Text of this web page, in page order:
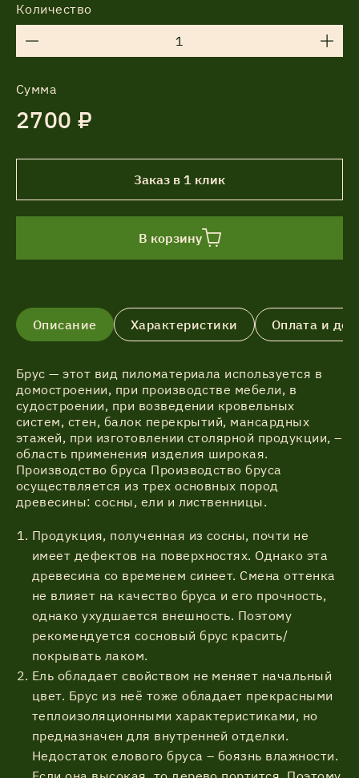
Количество
Сумма
2700 ₽
Заказ в 1 клик
В корзину
Описание Характеристики Оплата и
Брус — этот вид пиломатериала используется в
домостроении, при производстве мебели, в
судостроении, при возведении кровельных
систем, стен, балок перекрытий, мансардных
этажей, при изготовлении столярной продукции, –
область применения изделия широкая.
Производство бруса Производство бруса
осуществляется из трех основных пород
древесины: сосны, ели и лиственницы.
Продукция, полученная из сосны, почти не
имеет дефектов на поверхностях. Однако эта
древесина со временем синеет. Смена оттенка
не влияет на качество бруса и его прочность,
однако ухудшается внешность. Поэтому
рекомендуется сосновый брус красить/
покрывать лаком.
Ель обладает свойством не меняет начальный
цвет. Брус из неё тоже обладает прекрасными
теплоизоляционными характеристиками, но
предназначен для внутренней отделки.
Недостаток елового бруса – боязнь влажности.